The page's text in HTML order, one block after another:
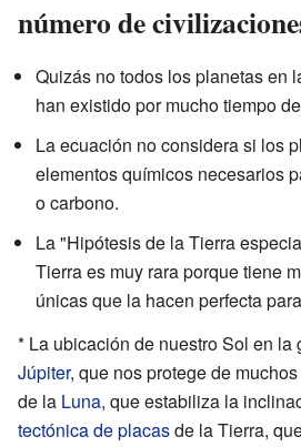
número de
Quizás no todos los planetas en
han existido por mucho tiempo
La ecuación no considera si los
elementos químicos necesarios
o carbono.
La "Hipótesis de la Tierra
Tierra es muy rara porque tiene
únicas que la hacen perfecta
* La ubicación de nuestro Sol en la
Júpiter, que nos protege de
de la Luna, que estabiliza la
tectónica de placasde la Tierra,